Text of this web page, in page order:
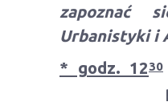
zapoznać
Urbanistyki i
* godz. 1230